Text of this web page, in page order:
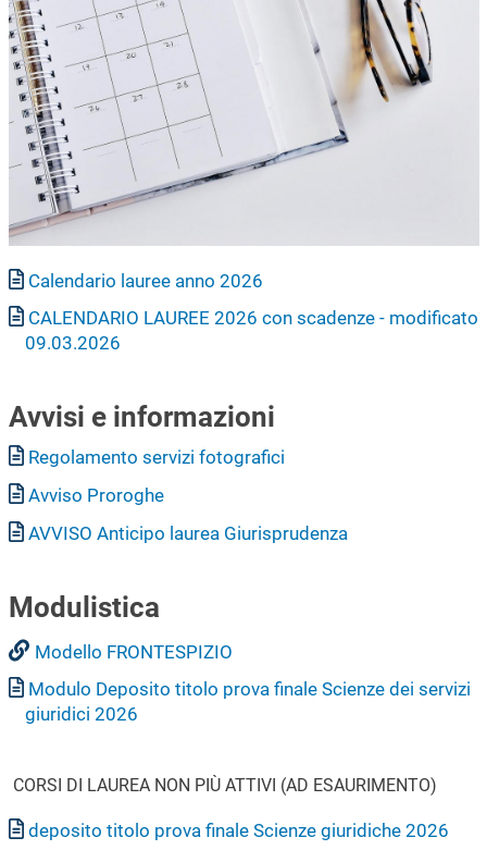
Documento
Calendario lauree anno 2026
Documento
CALENDARIO LAUREE 2026 con scadenze - modificato
09.03.2026
Avvisi e informazioni
Documento
Regolamento servizi fotografici
Documento
Avviso Proroghe
Documento
AVVISO Anticipo laurea Giurisprudenza
Modulistica
Modello FRONTESPIZIO
Documento
Modulo Deposito titolo prova finale Scienze dei servizi
giuridici 2026
CORSI DI LAUREA NON PIÙ ATTIVI (AD ESAURIMENTO)
Documento
deposito titolo prova finale Scienze giuridiche 2026